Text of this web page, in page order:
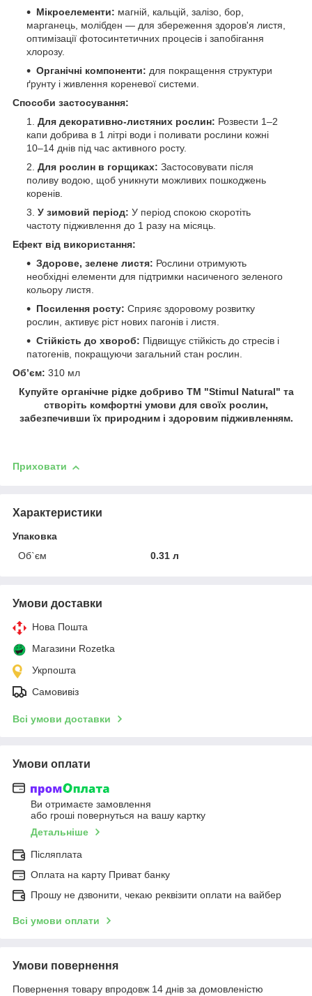
Мікроелементи: магній, кальцій, залізо, бор,
марганець, молібден — для збереження здоров'я листя,
оптимізації фотосинтетичних процесів і запобігання
хлорозу.
Органічні компоненти: для покращення структури
ґрунту і живлення кореневої системи.
Способи застосування:
Для декоративно-листяних рослин: Розвести 1–2
капи добрива в 1 літрі води і поливати рослини кожні
10–14 днів під час активного росту.
Для рослин в горщиках: Застосовувати після
поливу водою, щоб уникнути можливих пошкоджень
коренів.
У зимовий період: У період спокою скоротіть
частоту підживлення до 1 разу на місяць.
Ефект від використання:
Здорове, зелене листя: Рослини отримують
необхідні елементи для підтримки насиченого зеленого
кольору листя.
Посилення росту: Сприяє здоровому розвитку
рослин, активує ріст нових пагонів і листя.
Стійкість до хвороб: Підвищує стійкість до стресів і
патогенів, покращуючи загальний стан рослин.
Об’єм: 310 мл
Купуйте органічне рідке добриво ТМ "Stimul Natural" та
створіть комфортні умови для своїх рослин,
забезпечивши їх природним і здоровим підживленням.
Приховати
Характеристики
Упаковка
Об`єм
0.31 л
Умови доставки
Нова Пошта
Магазини Rozetka
Укрпошта
Самовивіз
Всі умови доставки
Умови оплати
Ви отримаєте замовлення
або гроші повернуться на вашу картку
Детальніше
Післяплата
Оплата на карту Приват банку
Прошу не дзвонити, чекаю реквізити оплати на вайбер
Всі умови оплати
Умови повернення
Повернення товару впродовж 14 днів за домовленістю